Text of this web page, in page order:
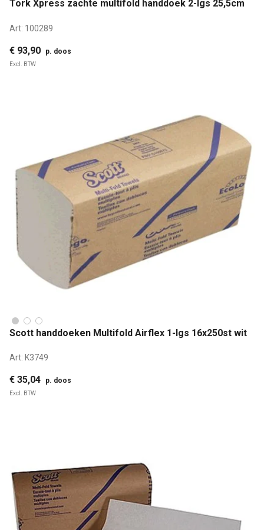
Tork Xpress zachte multifold handdoek 2-lgs 25,5cm
Art: 100289
€ 93,90 p. doos
Excl. BTW
Scott handdoeken Multifold Airflex 1-lgs 16x250st wit
Art: K3749
€ 35,04 p. doos
Excl. BTW